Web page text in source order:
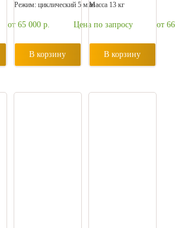
от 65 000 р.
Режим: циклический 5 мин
Цена по запросу
В корзину
Масса 13 кг
от
В корзину